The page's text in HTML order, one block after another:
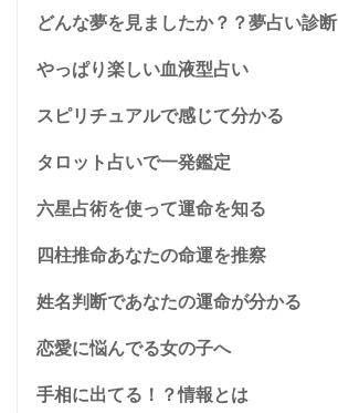
どんな夢を見ましたか？？夢占い診断
やっぱり楽しい血液型占い
スピリチュアルで感じて分かる
タロット占いで一発鑑定
六星占術を使って運命を知る
四柱推命あなたの命運を推察
姓名判断であなたの運命が分かる
恋愛に悩んでる女の子へ
手相に出てる！？情報とは